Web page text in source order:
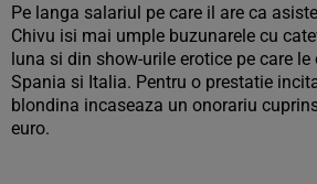
Pe langa salariul pe care il are ca
Chivu isi mai umple buzunarele cu
luna si din show-urile erotice pe care
Spania si Italia. Pentru o prestatie
blondina incaseaza un onorariu
euro.